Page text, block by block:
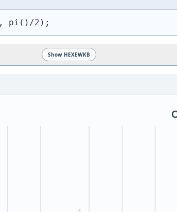
, pi ( ) /2 ) ;
Show HEXEWKB